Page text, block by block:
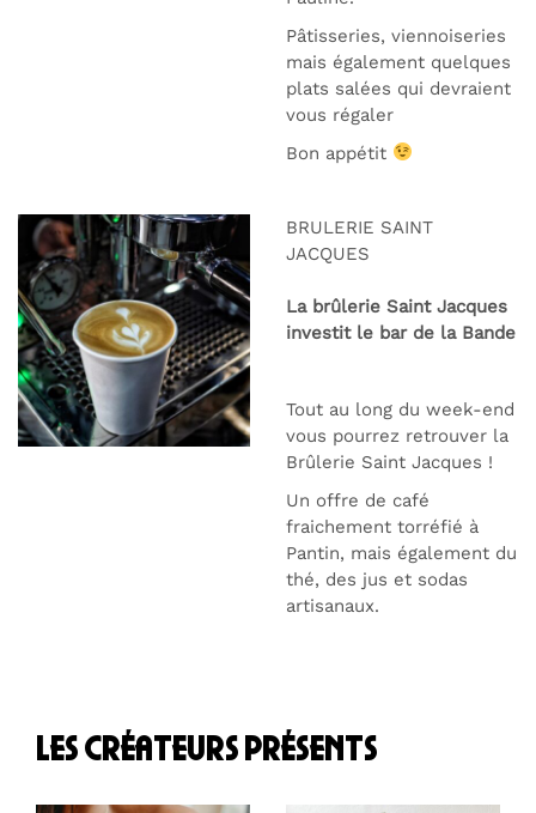
Pâtisseries, viennoiseries
mais également quelques
plats salées qui devraient
vous régaler
Bon appétit
BRULERIE SAINT
JACQUES
La brûlerie Saint Jacques
investit le bar de la Bande
Tout au long du week-end
vous pourrez retrouver la
Brûlerie Saint Jacques !
Un offre de café
fraichement torréfié à
Pantin, mais également du
thé, des jus et sodas
artisanaux.
les créateurs présents